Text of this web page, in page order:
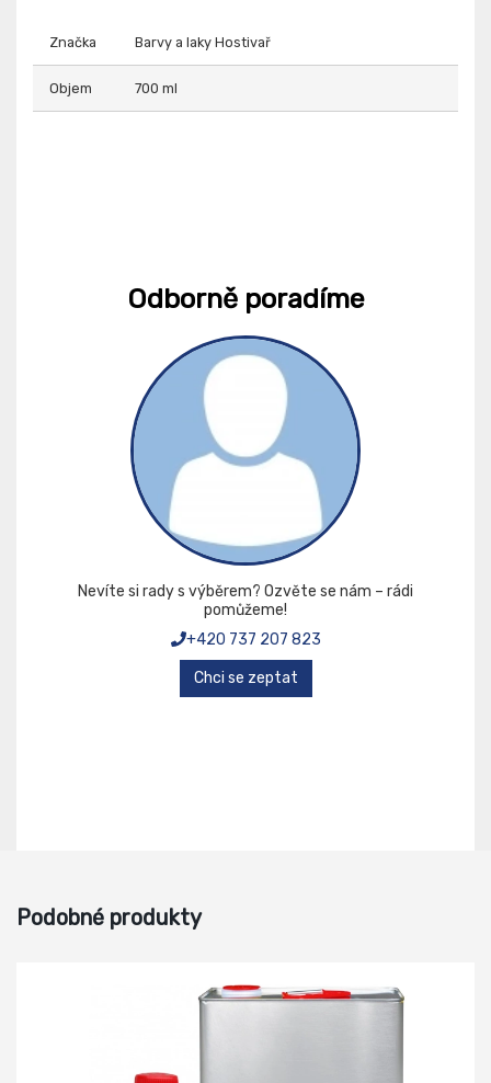
Značka Barvy a laky Hostivař
Objem 700 ml
Odborně poradíme
Nevíte si rady s výběrem? Ozvěte se nám – rádi
pomůžeme!
+420 737 207 823
Chci se zeptat
Podobné produkty